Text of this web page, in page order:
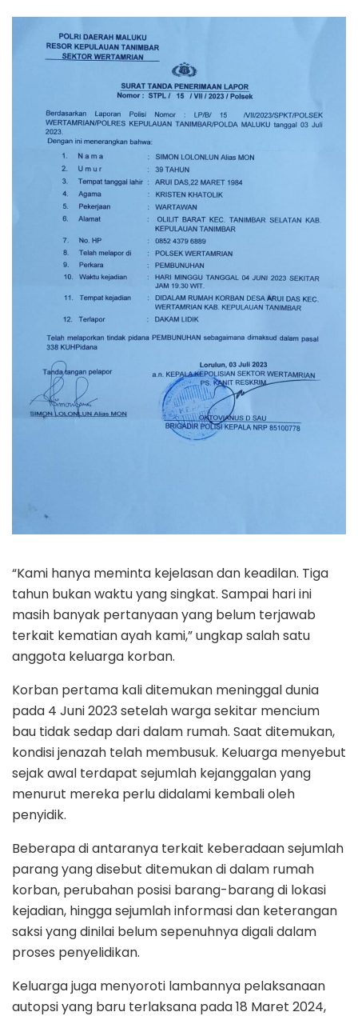
“Kami hanya meminta kejelasan dan keadilan. Tiga
tahun bukan waktu yang singkat. Sampai hari ini
masih banyak pertanyaan yang belum terjawab
terkait kematian ayah kami,” ungkap salah satu
anggota keluarga korban.
Korban pertama kali ditemukan meninggal dunia
pada 4 Juni 2023 setelah warga sekitar mencium
bau tidak sedap dari dalam rumah. Saat ditemukan,
kondisi jenazah telah membusuk. Keluarga menyebut
sejak awal terdapat sejumlah kejanggalan yang
menurut mereka perlu didalami kembali oleh
penyidik.
Beberapa di antaranya terkait keberadaan sejumlah
parang yang disebut ditemukan di dalam rumah
korban, perubahan posisi barang-barang di lokasi
kejadian, hingga sejumlah informasi dan keterangan
saksi yang dinilai belum sepenuhnya digali dalam
proses penyelidikan.
Keluarga juga menyoroti lambannya pelaksanaan
autopsi yang baru terlaksana pada 18 Maret 2024,